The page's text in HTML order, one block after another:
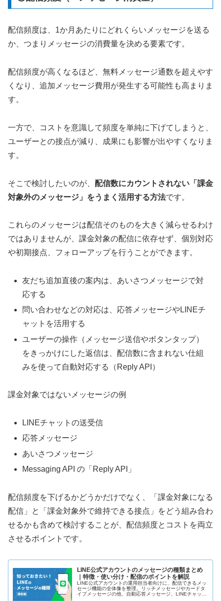
配信頻度は、1か月あたりにどれくらいメッセージを送る
か、つまりメッセージの消費量を決める要素です。
配信頻度が高くなるほど、無料メッセージ通数を超えやす
くなり、追加メッセージ費用が発生する可能性も高まりま
す。
一方で、コストを意識して頻度を単純に下げてしまうと、
ユーザーとの接点が減り、成果にも影響が出やすくなりま
す。
そこで検討したいのが、 配信数にカウントされない「課金
対象外のメッセージ」をうまく活用する方法です。
これらのメッセージは配信そのものを大きく減らせるわけ
ではありませんが、課金対象の配信に依存せず、個別対応
や初期接点、フォローアップを行うことができます。
友だち追加直後の案内は、あいさつメッセージで対
応する
問い合わせなどの対応は、応答メッセージやLINEチ
ャットを活用する
ユーザーの操作（メッセージ送信やボタンタップ）
をきっかけにした返信は、配信数に含まれない仕組
みを使って自動対応する（Reply API）
課金対象ではないメッセージの例
LINEチャットの送受信
応答メッセージ
あいさつメッセージ
Messaging API の「Reply API」
配信頻度を下げるかどうかだけでなく、「課金対象になる
配信」と「課金対象外で維持できる接点」をどう組み合わ
せるかも含めて検討することが、配信頻度とコストを両立
させるポイントです。
LINE公式アカウントのメッセージの種類まとめ
｜特徴・使い分け・配信のポイントを解説
LINE公式アカウントの運用担当者向けに、配信できるメッ
セージ機能の全体像を整理。リッチメッセージやカードタ
イプメッセージの他、自動応答メッセージ、LINEチャッ